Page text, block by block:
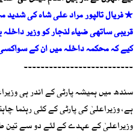
٭ فریال تالپور مراد علی شاہ کی شدید
قریبی ساتھی ضیاء لنجار کو وزیر
کیے کہ محکمہ داخلہ میں ان کے
۔۔۔۔۔۔۔۔۔۔۔۔۔۔۔۔۔۔۔۔۔۔۔۔۔۔
سندھ میں ہمیشہ پارٹی کے اندر ہی
ہے، وزیراعلیٰ کی پارٹی کے کئی رہنما
وزیراعلیٰ کے عہدے کے لئے دو سے تین